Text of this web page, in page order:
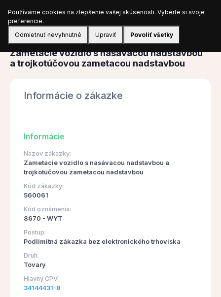
Prihlásiť sa
Obstarávanie
Zametacie vozidlo s nasávacou nadstavbou
a trojkotúčovou zametacou nadstavbou
Informácie o zákazke
Informácie
Názov zákazky:
Zametacie vozidlo s nasávacou nadstavbou a
trojkotúčovou zametacou nadstavbou
Kód zákazky:
560061
Kód oznámenia:
8670 - WYT
Postup:
Podlimitná zákazka bez elektronického trhoviska
Druh:
Tovary
Hlavný CPV:
34144431-8
Používame cookies na zlepšenie vašej skúsenosti. Vyberte si svoje
preferencie.
Odmietnuť nevyhnutné
Upraviť Povoliť všetky